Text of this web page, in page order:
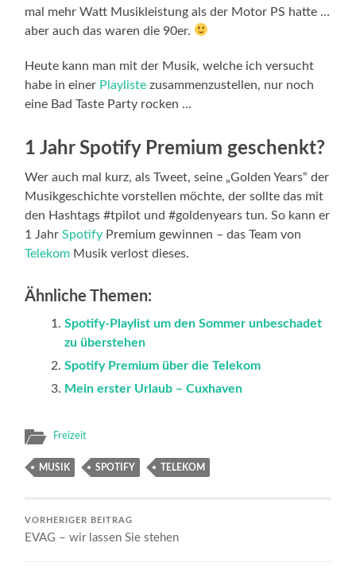
mal mehr Watt Musikleistung als der Motor PS hatte …
aber auch das waren die 90er.
Heute kann man mit der Musik, welche ich versucht
habe in einer Playliste zusammenzustellen, nur noch
eine Bad Taste Party rocken …
1 Jahr Spotify Premium geschenkt?
Wer auch mal kurz, als Tweet, seine „Golden Years“ der
Musikgeschichte vorstellen möchte, der sollte das mit
den Hashtags #tpilot und #goldenyears tun. So kann er
1 JahrSpotify Premium gewinnen – das Team von
Telekom Musik verlost dieses.
Ähnliche Themen:
Spotify-Playlist um den Sommer unbeschadet
zu überstehen
Spotify Premium über die Telekom
Mein erster Urlaub – Cuxhaven
Freizeit
MUSIK SPOTIFY TELEKOM
VORHERIGER BEITRAG
EVAG – wir lassen Sie stehen